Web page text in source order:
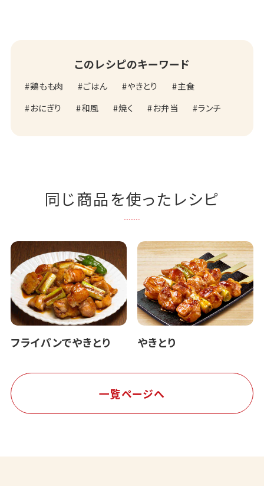
このレシピのキーワード
鶏もも肉 ごはん やきとり
主食
おにぎり
和風 焼く お弁当 ランチ
同じ商品を使ったレシピ
フライパンでやきとり やきとり
一覧ページへ